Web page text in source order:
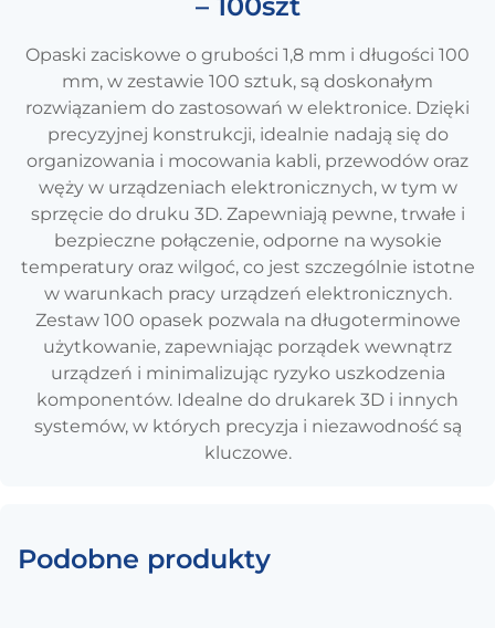
Opaski zaciskowe o grubości 1,8 mm i długości 100
mm, w zestawie 100 sztuk, są doskonałym
rozwiązaniem do zastosowań w elektronice. Dzięki
precyzyjnej konstrukcji, idealnie nadają się do
organizowania i mocowania kabli, przewodów oraz
węży w urządzeniach elektronicznych, w tym w
sprzęcie do druku 3D. Zapewniają pewne, trwałe i
bezpieczne połączenie, odporne na wysokie
temperatury oraz wilgoć, co jest szczególnie istotne
w warunkach pracy urządzeń elektronicznych.
Zestaw 100 opasek pozwala na długoterminowe
użytkowanie, zapewniając porządek wewnątrz
urządzeń i minimalizując ryzyko uszkodzenia
komponentów. Idealne do drukarek 3D i innych
systemów, w których precyzja i niezawodność są
kluczowe.
Podobne produkty